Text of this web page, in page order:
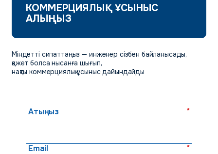
КОММЕРЦИЯЛЫҚ ҰСЫНЫС
АЛЫҢЫЗ
Міндетті сипаттаңыз — инженер сізбен байланысады,
қажет болса нысанға шығып,
нақты коммерциялық ұсыныс дайындайды
Атыңыз *
Email *